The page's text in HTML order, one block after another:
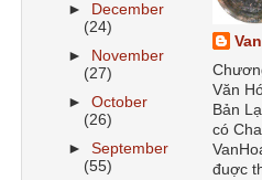
►
December
(24)
►
November
(27)
►October
(26)
►September
(55)
Văn
Bản
có
đuợc